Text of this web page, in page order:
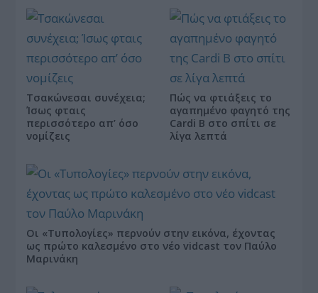
Τσακώνεσαι συνέχεια;
Ίσως φταις
περισσότερο απ’ όσο
νομίζεις
Πώς να φτιάξεις το
αγαπημένο φαγητό της
Cardi B στο σπίτι σε
λίγα λεπτά
Οι «Τυπολογίες» περνούν στην εικόνα, έχοντας
ως πρώτο καλεσμένο στο νέο vidcast τον Παύλο
Μαρινάκη